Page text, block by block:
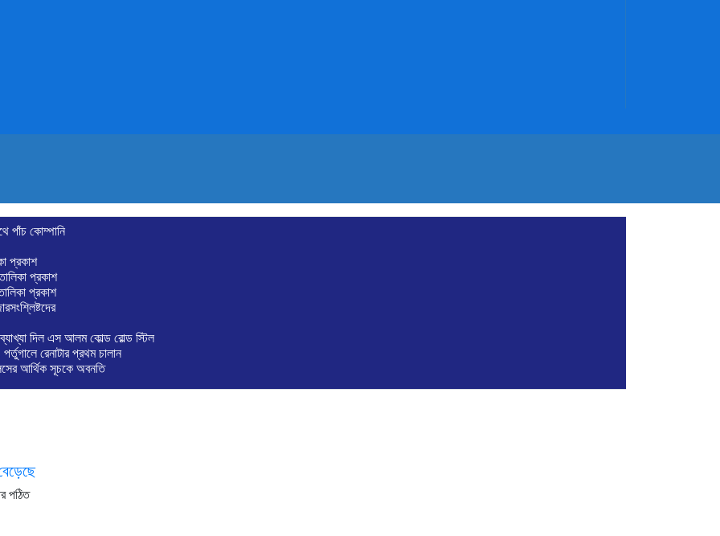
পাঁচ কোম্পানি
প্রকাশ
প্রকাশ
প্রকাশ
দিল এস আলম কোল্ড রোল্ড স্টিল
রেনাটার প্রথম চালান
আর্থিক সূচকে অবনতি
পঠিত